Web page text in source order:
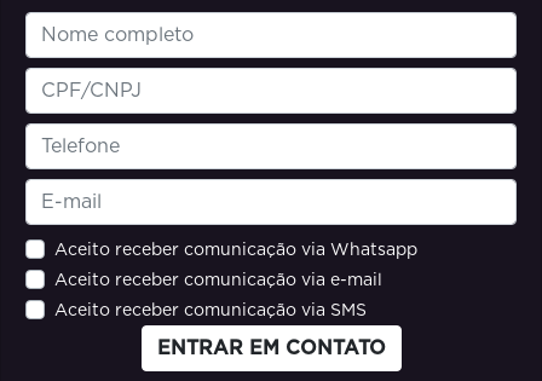
Aceito receber comunicação via Whatsapp
Aceito receber comunicação via e-mail
Aceito receber comunicação via SMS
ENTRAR EM CONTATO